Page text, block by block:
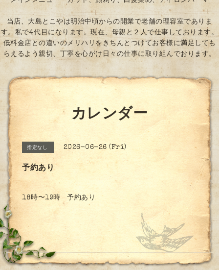
当店、大島とこやは明治中頃からの開業で老舗の理容室でありま
す。私で4代目になります。現在、母親と２人で仕事しております。
低料金店との違いのメリハリをきちんとつけてお客様に満足しても
らえるよう親切、丁寧を心がけ日々の仕事に取り組んでおります。
カレンダー
指定なし 2026-06-26 (Fri)
予約あり
18時〜19時 予約あり